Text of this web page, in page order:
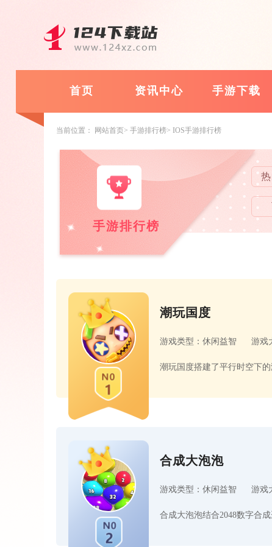
首页 资讯中心 手游下载
当前位置： 网站首页 手游排行榜 IOS手游排行榜
手游排行榜
潮玩国度
游戏类型：休闲益智 游戏
合成大泡泡
游戏类型：休闲益智 游戏
合成大泡泡结合2048数字合